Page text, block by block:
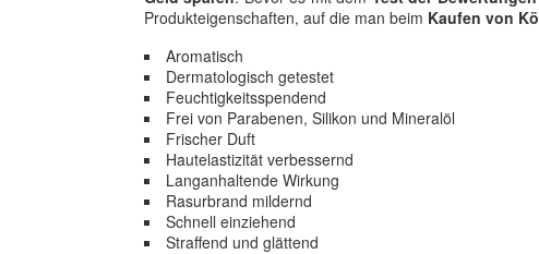
Produkteigenschaften, auf die man beim Kaufen von
Aromatisch
Dermatologisch getestet
Feuchtigkeitsspendend
Frei von Parabenen, Silikon und Mineralöl
Frischer Duft
Hautelastizität verbessernd
Langanhaltende Wirkung
Rasurbrand mildernd
Schnell einziehend
Straffend und glättend